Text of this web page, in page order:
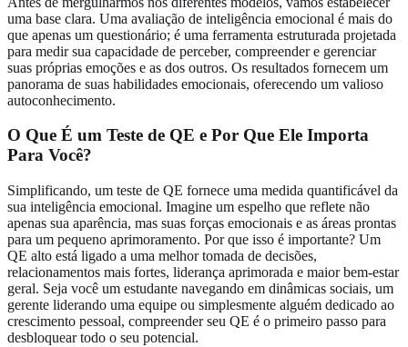
uma base clara. Uma avaliação de inteligência emocional é mais do
que apenas um questionário; é uma ferramenta estruturada projetada
para medir sua capacidade de perceber, compreender e gerenciar
suas próprias emoções e as dos outros. Os resultados fornecem um
panorama de suas habilidades emocionais, oferecendo um valioso
autoconhecimento.
O Que É um Teste de QE e Por Que Ele Importa
Para Você?
Simplificando, um teste de QE fornece uma medida quantificável da
sua inteligência emocional. Imagine um espelho que reflete não
apenas sua aparência, mas suas forças emocionais e as áreas prontas
para um pequeno aprimoramento. Por que isso é importante? Um
QE alto está ligado a uma melhor tomada de decisões,
relacionamentos mais fortes, liderança aprimorada e maior bem-estar
geral. Seja você um estudante navegando em dinâmicas sociais, um
gerente liderando uma equipe ou simplesmente alguém dedicado ao
crescimento pessoal, compreender seu QE é o primeiro passo para
desbloquear todo o seu potencial.